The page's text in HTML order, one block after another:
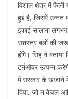
विशाल क्षेत्र में
हुई है, जिसमें उन्नत
इकाई सालाना
सशस्त्र बलों की
होंगे। सिंह ने
टर्नओवर उत्पन्न
में सरकार के खजाने
दिया, जो न केवल